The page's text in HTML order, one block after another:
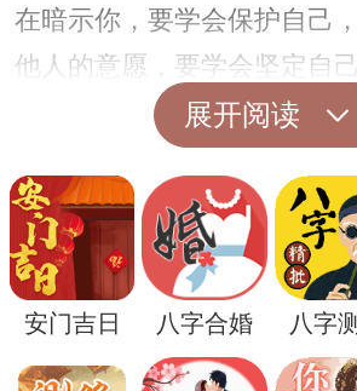
在暗示你，要学会保护自己
他人的意愿，要学会坚定自己
另外，绵羊在基督教文化中
了罪恶、邪恶。因此，梦到
暗示着你在某些方面出现了
者道德上的挣扎。它可能在
自己的行为和信仰，寻找到
展开阅读
安门吉日 八字合婚 八字